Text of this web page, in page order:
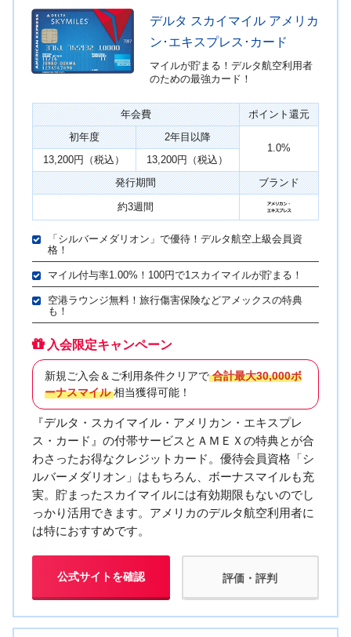
デルタ スカイマイル アメリカ
ン･エキスプレス･カード
マイルが貯まる！デルタ航空利用者
のための最強カード！
年会費
ポイント還元
初年度
2年目以降
1.0%
13,200円（税込）
13,200円（税込）
発行期間
ブランド
約3週間
「シルバーメダリオン」で優待！デルタ航空上級会員資
格！
マイル付与率1.00%！100円で1スカイマイルが貯まる！
空港ラウンジ無料！旅行傷害保険などアメックスの特典
も！
入会限定キャンペーン
新規ご入会＆ご利用条件クリアで 合計最大30,000ボ
ーナスマイル 相当獲得可能！
『デルタ・スカイマイル・アメリカン・エキスプレ
ス・カード』の付帯サービスとＡＭＥＸの特典とが合
わさったお得なクレジットカード。優待会員資格「シ
ルバーメダリオン」はもちろん、ボーナスマイルも充
実。貯まったスカイマイルには有効期限もないのでし
っかり活用できます。アメリカのデルタ航空利用者に
は特におすすめです。
公式サイトを確認 評価・評判